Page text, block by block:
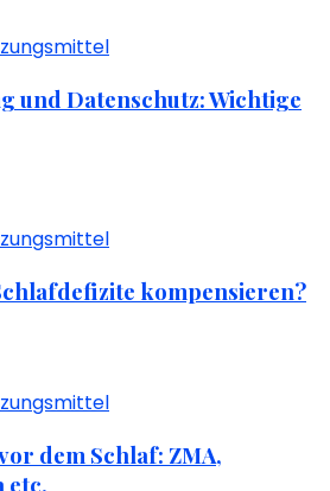
und Datenschutz: Wichtige
kompensieren?
dem Schlaf: ZMA,
etc.